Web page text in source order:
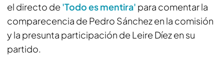
el directo de 'Todo es mentira' para comentar la
comparecencia de Pedro Sánchez en la comisión
y la presunta participación de Leire Díez en su
partido.